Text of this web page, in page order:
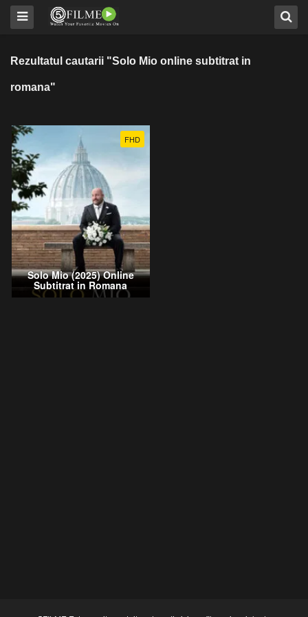
Rezultatul cautarii "Solo Mio online subtitrat in
romana"
FHD
Solo Mio (2025) Online
Subtitrat in Romana